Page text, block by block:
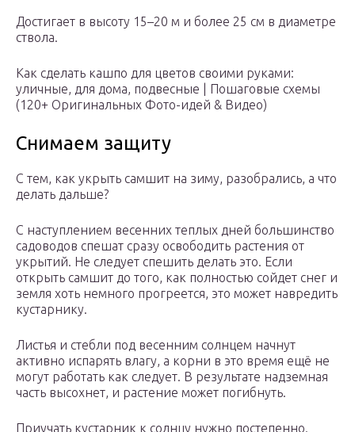
Достигает в высоту 15–20 м и более 25 см в диаметре
ствола.
Как сделать кашпо для цветов своими руками:
уличные, для дома, подвесные | Пошаговые схемы
(120+ Оригинальных Фото-идей & Видео)
Снимаем защиту
С тем, как укрыть самшит на зиму, разобрались, а что
делать дальше?
С наступлением весенних теплых дней большинство
садоводов спешат сразу освободить растения от
укрытий. Не следует спешить делать это. Если
открыть самшит до того, как полностью сойдет снег и
земля хоть немного прогреется, это может навредить
кустарнику.
Листья и стебли под весенним солнцем начнут
активно испарять влагу, а корни в это время ещё не
могут работать как следует. В результате надземная
часть высохнет, и растение может погибнуть.
Приучать кустарник к солнцу нужно постепенно.